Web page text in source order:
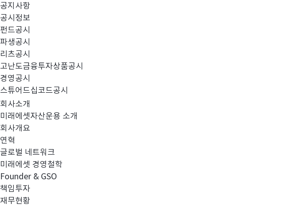
공지사항
공시정보
펀드공시
파생공시
리츠공시
고난도금융투자상품공시
경영공시
스튜어드십코드공시
회사소개
미래에셋자산운용 소개
회사개요
연혁
글로벌 네트워크
미래에셋 경영철학
Founder & GSO
책임투자
재무현황
첨부와 같이 당사의 주요 경영사항을 공시합니다.
매출액 또는 손익구조 30% 이상 변경.pdf